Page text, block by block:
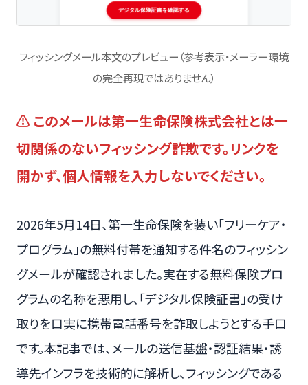
フィッシングメール本文のプレビュー（参考表示・メーラー環境
の完全再現ではありません）
⚠ このメールは第一生命保険株式会社とは一
切関係のないフィッシング詐欺です。リンクを
開かず、個人情報を入力しないでください。
2026年5月14日、第一生命保険を装い「フリーケア・
プログラム」の無料付帯を通知する件名のフィッシン
グメールが確認されました。実在する無料保険プロ
グラムの名称を悪用し、「デジタル保険証書」の受け
取りを口実に携帯電話番号を詐取しようとする手口
です。本記事では、メールの送信基盤・認証結果・誘
導先インフラを技術的に解析し、フィッシングである